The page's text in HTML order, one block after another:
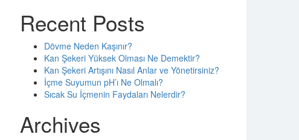
Recent Posts
Dövme Neden Kaşınır?
Kan Şekeri Yüksek Olması Ne Demektir?
Kan Şekeri Artışını Nasıl Anlar ve Yönetirsiniz?
İçme Suyumun pH’ı Ne Olmalı?
Sıcak Su İçmenin Faydaları Nelerdir?
Archives